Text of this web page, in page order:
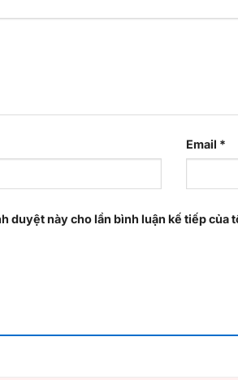
Email *
duyệt này cho lần bình luận kế tiếp của